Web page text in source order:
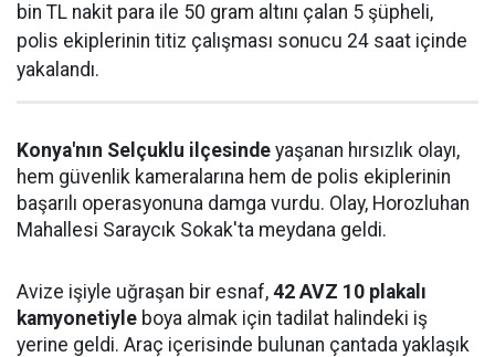
bin TL nakit para ile 50 gram altını çalan 5 şüpheli,
polis ekiplerinin titiz çalışması sonucu 24 saat içinde
yakalandı.
Konya'nın Selçuklu ilçesinde yaşanan hırsızlık olayı,
hem güvenlik kameralarına hem de polis ekiplerinin
başarılı operasyonuna damga vurdu. Olay, Horozluhan
Mahallesi Saraycık Sokak'ta meydana geldi.
Avize işiyle uğraşan bir esnaf, 42 AVZ 10 plakalı
kamyonetiyle boya almak için tadilat halindeki iş
yerine geldi. Araç içerisinde bulunan çantada yaklaşık